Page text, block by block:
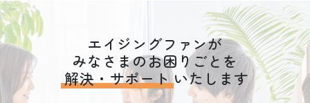
エイジングファンが
みなさまのお困りごとを
解決・サポートいたします